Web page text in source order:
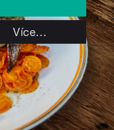
Více…